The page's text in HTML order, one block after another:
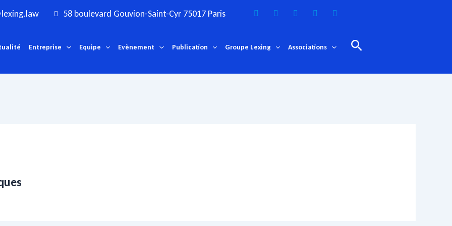
58 boulevard Gouvion-Saint-Cyr 75017 Paris
Entreprise Equipe Evènement Publication Groupe Lexing Associations Rechercher